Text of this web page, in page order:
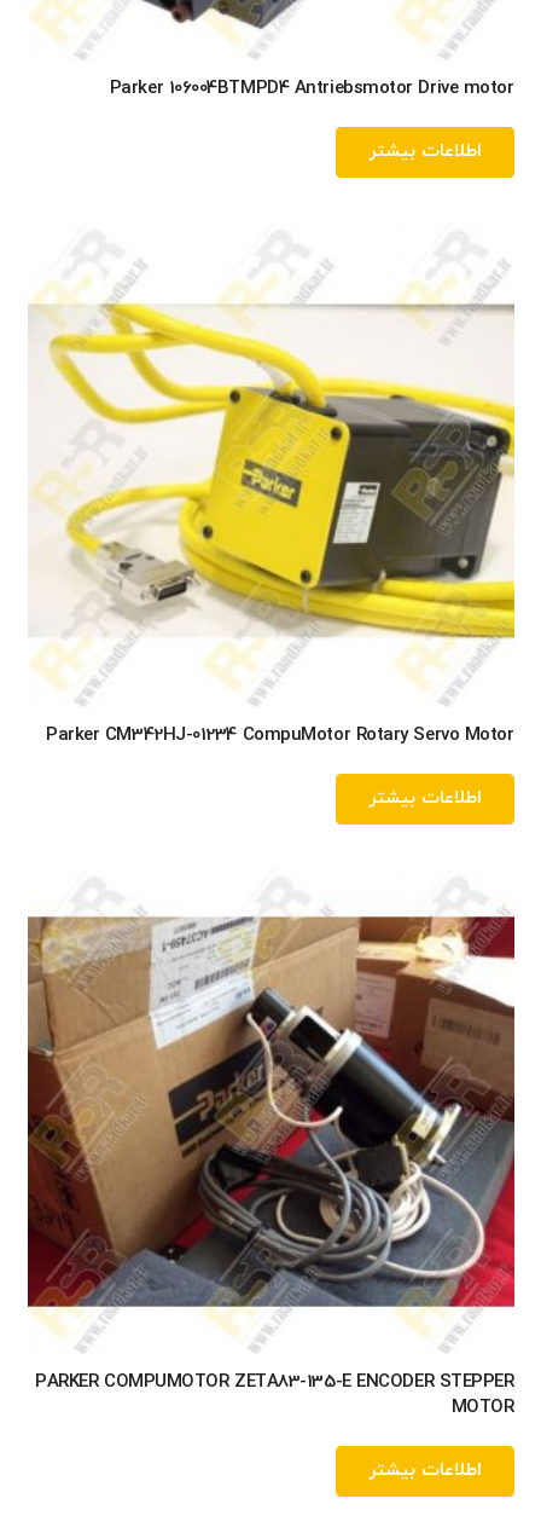
Parker 106004BTMPD4 Antriebsmotor Drive motor
اطلاعات بیشتر
Parker CM342HJ-01234 CompuMotor Rotary Servo Motor
اطلاعات بیشتر
PARKER COMPUMOTOR ZETA83-135-E ENCODER STEPPER
MOTOR
اطلاعات بیشتر